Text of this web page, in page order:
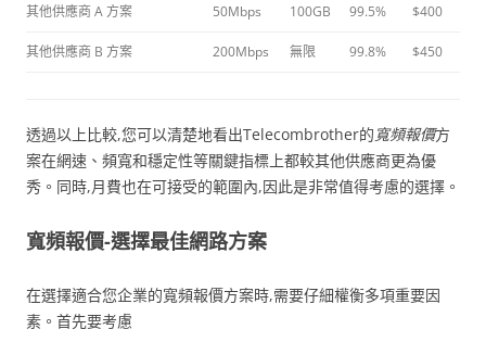
其他供應商 A 方案 50Mbps 100GB 99.5% $400
其他供應商 B 方案 200Mbps 無限 99.8% $450
透過以上比較,您可以清楚地看出Telecombrother的 寬頻報價方
案在網速、頻寬和穩定性等關鍵指標上都較其他供應商更為優
秀。同時,月費也在可接受的範圍內,因此是非常值得考慮的選擇。
寬頻報價-選擇最佳網路方案
在選擇適合您企業的寬頻報價方案時,需要仔細權衡多項重要因
素。首先要考慮